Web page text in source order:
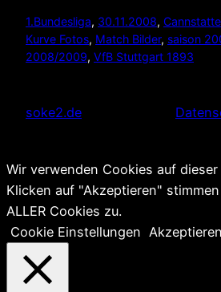
1.Bundesliga, 30.11.2008,
Kurve Fotos, Match Bilder, saison
2008/2009, VfB Stuttgart 1893
soke2.de
Wir verwenden Cookies auf dieser
Klicken auf "Akzeptieren"
ALLER Cookies zu.
Cookie Einstellungen Akzeptieren